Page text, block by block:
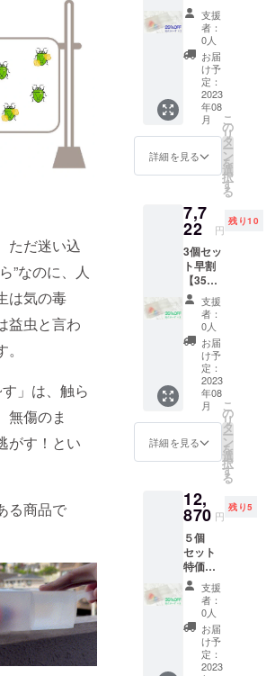
ただ迷い込
”なのに、人
は気の毒
益虫と言わ
」は、触ら
無傷のま
がす！とい
る商品で
スト投
函可能
なご住
所でお
願いし
ます。
※セット
枚数に
方法を
変更す
います
のでそ
ちらは
ご了承
くださ
いま
せ。 ※
ご希望
に応じ
て配送
会社を
選びい
ただけ
ます
が、ご
場合、
別途
1100円
にて応
対可能
です）
にて送
料を有
料で申
しあげ
ます。
ご入用
の際は
必ずご
連絡を
（配送
番号ア
リ）で
お送り
を予定
してお
りま
す。 ポ
ストで
け取り
をよろ
ます。
また、
リター
ンの送
付先は
必ずポ
スト投
函可能
なご住
所でお
願いし
ます。
※セット
枚数に
方法を
変更す
います
のでそ
ちらは
ご了承
くださ
いま
せ。 ※
ご希望
に応じ
て配送
会社を
選びい
更にな
る可能
性もご
ざいま
す。ご
了承く
ださ
い。 本
リター
ンは送
料のご
ヤマト
DM便な
ト投函
型の配
送手段
（配送
番号ア
リ）で
お送り
を予定
してお
りま
す。 ポ
ストで
け取り
をよろ
ます。
また、
リター
ンの送
付先は
必ずポ
スト投
函可能
なご住
所でお
願いし
ます。
予定価
格より
下がる
可能性
もござ
いま
す。 ご
注文状
況、製
造工程
上の都
が遅れ
る場合
ます。
※デザイ
ン・仕
様は変
更にな
る可能
性もご
ざいま
す。ご
了承く
ださ
い。 本
リター
ンは送
ため、
ヤマト
どポス
ト投函
型の配
送手段
（配送
番号ア
リ）で
お送り
を予定
OFF】
虫に
がーす×
２ 一般
販売価
格7920
→5940
にが〜
す×２個
※ご支援
率が向
上した
場合、
正規販
売価格
が販売
予定価
格より
下がる
可能性
もござ
いま
す。 ご
注文状
況、製
造工程
上の都
が遅れ
る場合
ます。
※デザイ
ン・仕
様は変
更にな
る可能
性もご
ざいま
す。ご
了承く
支援
者：
0人
お届
け予
定：
2023
年08
月
詳細を見る
こ
の
リ
タ
ー
ン
を
選
択
す
る
7,7
22 円
残り10
3個セッ
ト早割
【35％
OFF】
虫に
がーす×
３ 一般
販売価
11880
→7722
円 ・虫
にが〜
す×３個
※ご支援
量産効
率が向
上した
場合、
正規販
売価格
が販売
予定価
格より
下がる
可能性
もござ
いま
支援
者：
0人
お届
け予
定：
2023
年08
月
詳細を見る
こ
の
リ
タ
ー
ン
を
選
択
す
る
12,
870 円
残り5
５個
セット
特価
【35％
OFF】
虫に
がーす×
販売価
支援
者：
0人
お届
け予
定：
2023